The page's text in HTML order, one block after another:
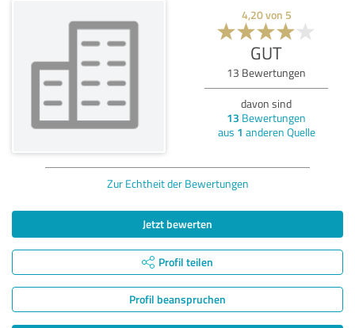
4,20von 5
GUT
13 Bewertungen
davon sind
13 Bewertungen
aus 1 anderen Quelle
Zur Echtheit der Bewertungen
Jetzt bewerten
Profil teilen
Profil beanspruchen